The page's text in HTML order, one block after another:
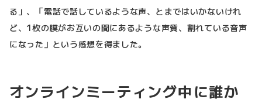
る」、「電話で話しているような声、とまではいかないけれ
ど、1枚の膜がお互いの間にあるような声質、割れている音声
になった」という感想を得ました。
オンラインミーティング中に誰か